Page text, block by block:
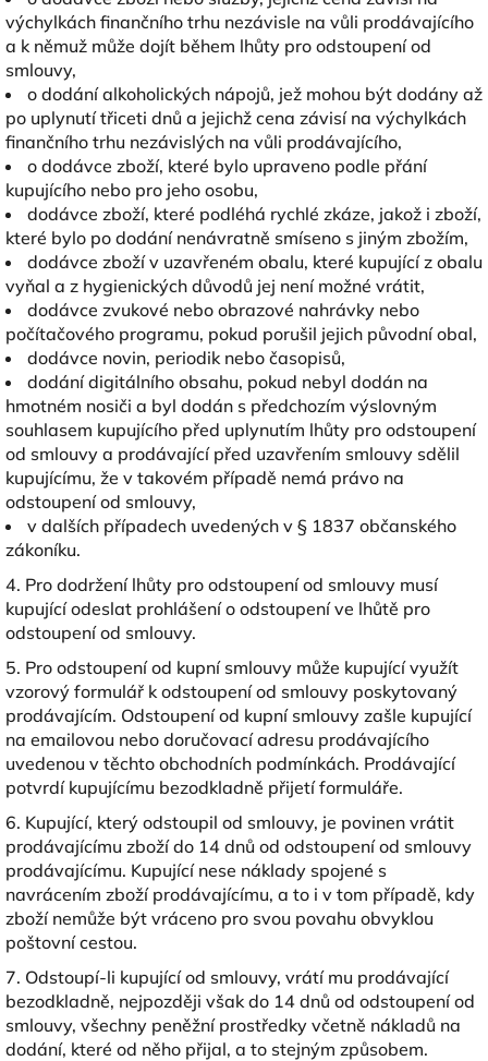
výchylkách finančního trhu nezávisle na vůli prodávajícího
a k němuž může dojít během lhůty pro odstoupení od
smlouvy,
o dodání alkoholických nápojů, jež mohou být dodány až
po uplynutí třiceti dnů a jejichž cena závisí na výchylkách
finančního trhu nezávislých na vůli prodávajícího,
o dodávce zboží, které bylo upraveno podle přání
kupujícího nebo pro jeho osobu,
dodávce zboží, které podléhá rychlé zkáze, jakož i zboží,
které bylo po dodání nenávratně smíseno s jiným zbožím,
dodávce zboží v uzavřeném obalu, které kupující z obalu
vyňal a z hygienických důvodů jej není možné vrátit,
dodávce zvukové nebo obrazové nahrávky nebo
počítačového programu, pokud porušil jejich původní obal,
dodávce novin, periodik nebo časopisů,
dodání digitálního obsahu, pokud nebyl dodán na
hmotném nosiči a byl dodán s předchozím výslovným
souhlasem kupujícího před uplynutím lhůty pro odstoupení
od smlouvy a prodávající před uzavřením smlouvy sdělil
kupujícímu, že v takovém případě nemá právo na
odstoupení od smlouvy,
v dalších případech uvedených v § 1837 občanského
zákoníku.
4. Pro dodržení lhůty pro odstoupení od smlouvy musí
kupující odeslat prohlášení o odstoupení ve lhůtě pro
odstoupení od smlouvy.
5. Pro odstoupení od kupní smlouvy může kupující využít
vzorový formulář k odstoupení od smlouvy poskytovaný
prodávajícím. Odstoupení od kupní smlouvy zašle kupující
na emailovou nebo doručovací adresu prodávajícího
uvedenou v těchto obchodních podmínkách. Prodávající
potvrdí kupujícímu bezodkladně přijetí formuláře.
6. Kupující, který odstoupil od smlouvy, je povinen vrátit
prodávajícímu zboží do 14 dnů od odstoupení od smlouvy
prodávajícímu. Kupující nese náklady spojené s
navrácením zboží prodávajícímu, a to i v tom případě, kdy
zboží nemůže být vráceno pro svou povahu obvyklou
poštovní cestou.
7. Odstoupí-li kupující od smlouvy, vrátí mu prodávající
bezodkladně, nejpozději však do 14 dnů od odstoupení od
smlouvy, všechny peněžní prostředky včetně nákladů na
dodání, které od něho přijal, a to stejným způsobem.